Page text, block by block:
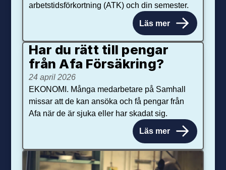
arbetstidsförkortning (ATK) och din semester.
Läs mer
Har du rätt till pengar
från Afa Försäkring?
24 april 2026
EKONOMI. Många medarbetare på Samhall
missar att de kan ansöka och få pengar från
Afa när de är sjuka eller har skadat sig.
Läs mer